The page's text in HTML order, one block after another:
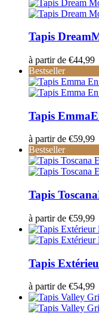
Tapis Dream
à partir de €44,99
Bestseller
Tapis Emma
à partir de €59,99
Bestseller
Tapis Toscana
à partir de €59,99
Tapis
à partir de €54,99